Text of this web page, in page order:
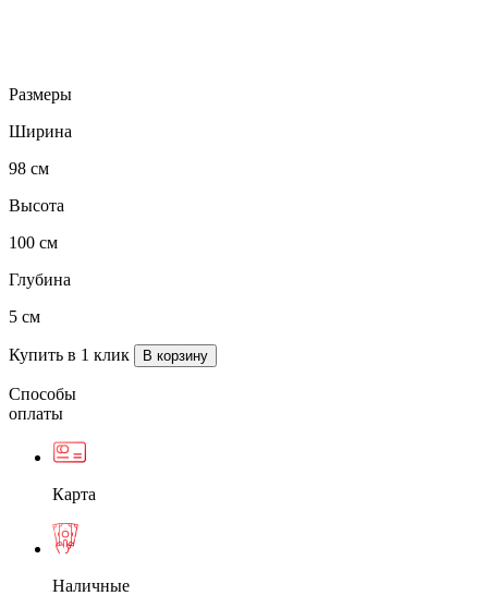
Размеры
Ширина
98 см
Высота
100 см
Глубина
5 см
Купить в 1 клик
Способы
оплаты
Карта
Наличные